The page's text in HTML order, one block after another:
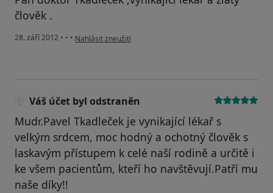
člověk .
28. září 2012 • • • podle názoru uživatele Váš účet byl odstraněn
Nahlásit zneužití
Váš účet byl odstraněn
Mudr.Pavel Tkadleček je vynikající lékař s
velkým srdcem, moc hodný a ochotný člověk s
laskavým přístupem k celé naší rodině a určitě i
ke všem pacientům, kteří ho navštěvují.Patří mu
naše díky!!